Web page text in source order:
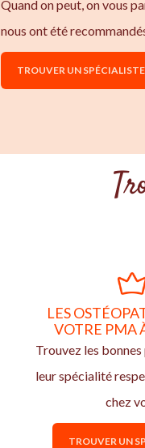
Quand on peut, on vous
nous ont été
TROUVER UN SPÉCIALISTE
LES
VOTRE PMA
Trouvez les bonnes
leur spécialité
chez
TROUVER UN